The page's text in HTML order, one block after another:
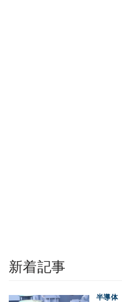
新着記事
半導体